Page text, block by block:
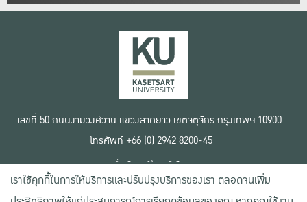
เลขที่ 50 ถนนงามวงศ์วาน แขวงลาดยาว เขตจตุจักร กรุงเทพฯ 10900
โทรศัพท์ +66 (0) 2942 8200-45
เงื่อนไขการใช้งานเว็บไซต์
ข้อตกลงด้านสิทธิ์ใช้งาน
นโยบายความเป็นส่วนตัว
เราใช้คุกกี้ในการให้บริการและปรับปรุงบริการของเรา ตลอดจนเพิ่ม